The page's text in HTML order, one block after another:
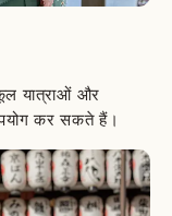
यात्राओं और
कर सकते हैं।